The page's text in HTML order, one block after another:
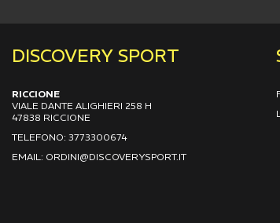
DISCOVERY SPORT
RICCIONE
VIALE DANTE ALIGHIERI 258 H
47838 RICCIONE
TELEFONO: 3773300674
EMAIL: ORDINI@DISCOVERYSPORT.IT